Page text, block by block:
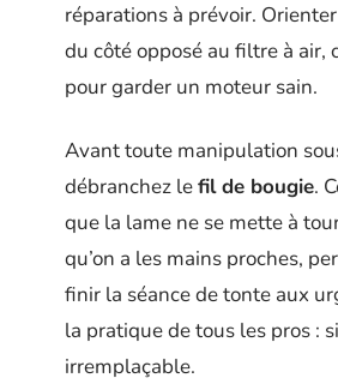
réparations à prévoir.
du côté opposé au filtre à air,
pour garder un moteur sain.
Avant toute manipulation
débranchez lefil de bougie.
que la lame ne se mette à
qu’on a les mains proches,
finir la séance de tonte aux
la pratique de tous les pros :
irremplaçable.